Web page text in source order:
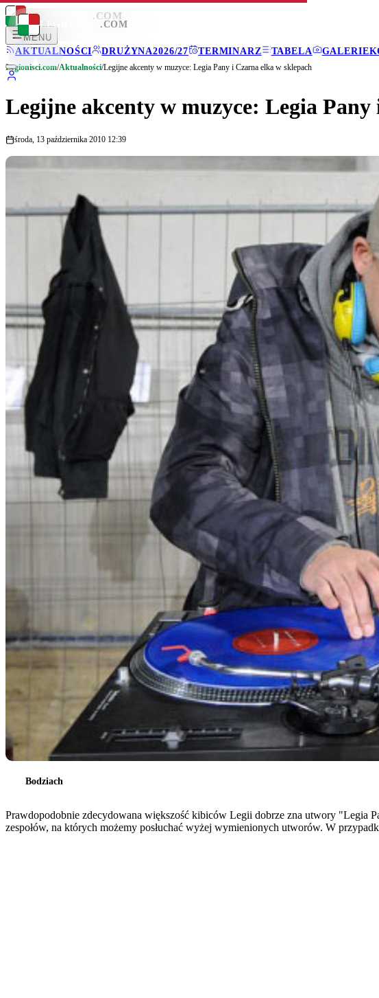
LEGIONISCI .COM
MENU
AKTUALNOŚCI
DRUŻYNA2026/27 TERMINARZ TABELA GALERIE
LEGIONISCI .COM
Legionisci.com/Aktualności/Legijne akcenty w muzyce: Legia Pany i Czarna elka w sklepach
Legijne akcenty w muzyce: Legia
środa, 13 października 2010 12:39
Bodziach
Prawdopodobnie zdecydowana większość kibiców Legii dobrze zna utwory "Legia
zespołów, na których możemy posłuchać wyżej wymienionych utworów. W